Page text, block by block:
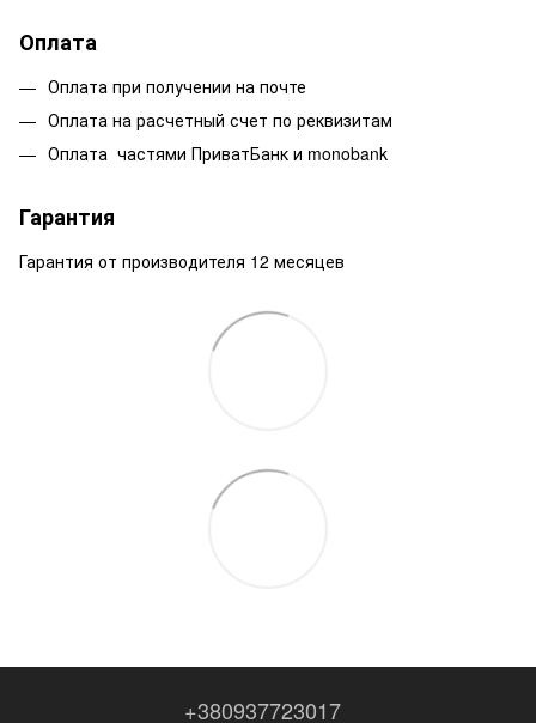
Оплата
Оплата при получении на почте
Оплата на расчетный счет по реквизитам
Оплата частями ПриватБанк и monobank
Гарантия
Гарантия от производителя 12 месяцев
+380937723017